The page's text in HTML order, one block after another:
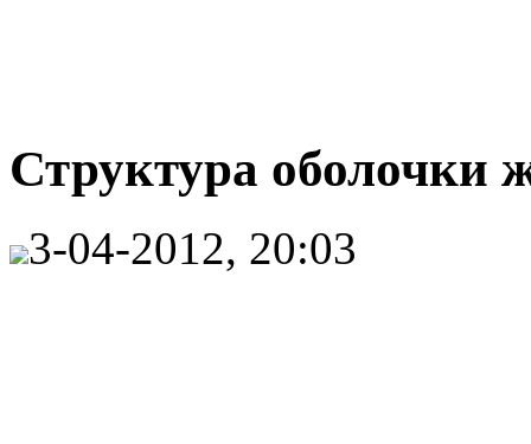
Структура оболочки
3-04-2012, 20:03